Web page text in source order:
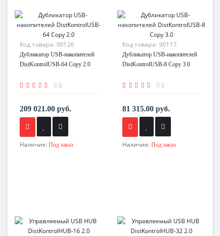
Код товара: 90126
Дубликатор USB-накопителей
DistKontrolUSB-64 Copy 2.0
0
209 021.00 руб.
Наличие: Под заказ
Код товара: 90117
Дубликатор USB-накопителей
DistKontrolUSB-8 Copy 3.0
0
81 315.00 руб.
Наличие: Под заказ